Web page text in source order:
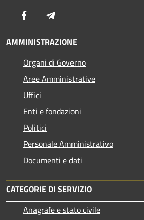
Facebook
AMMINISTRAZIONE
Organi di Governo
Aree Amministrative
Uffici
Enti e fondazioni
Politici
Personale Amministrativo
Documenti e dati
CATEGORIE DI SERVIZIO
Anagrafe e stato civile